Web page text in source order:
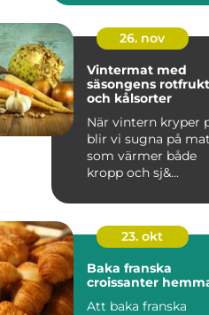
26. nov
Vintermat med
säsongens
och kålsorter
När vintern kryper
blir vi sugna på mat
som värmer både
kropp och sj&...
23. okt
Baka franska
croissanter
Att baka franska